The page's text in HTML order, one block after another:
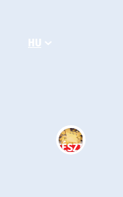
tartalomhoz
HU
TÉSZTA